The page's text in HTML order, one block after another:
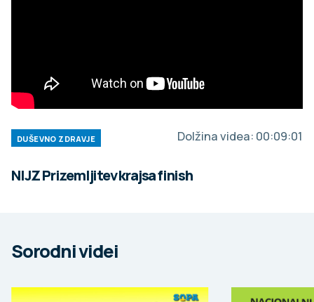
DUŠEVNO ZDRAVJE Dolžina videa: 00:09:01
NIJZ Prizemljitev krajsa finish
Sorodni videi